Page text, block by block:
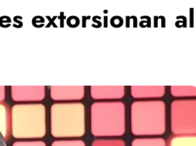
extorsionan al